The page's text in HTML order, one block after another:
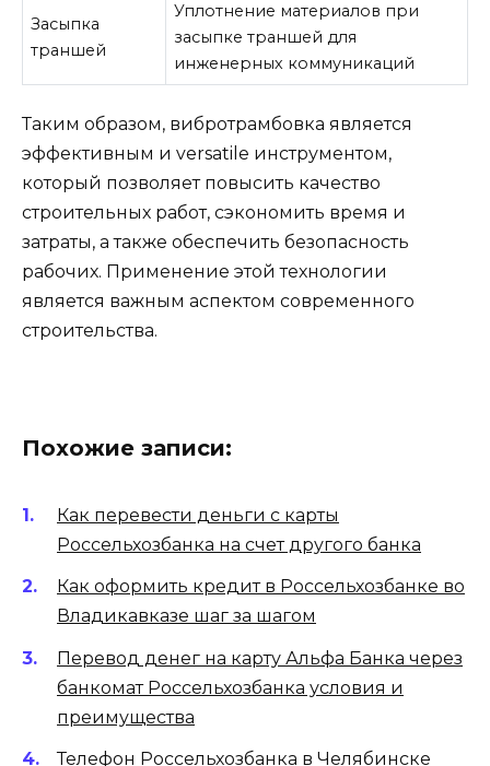
Засыпка
траншей
Уплотнение материалов при
засыпке траншей для
инженерных коммуникаций
Таким образом, вибротрамбовка является
эффективным и versatile инструментом,
который позволяет повысить качество
строительных работ, сэкономить время и
затраты, а также обеспечить безопасность
рабочих. Применение этой технологии
является важным аспектом современного
строительства.
Похожие записи:
Как перевести деньги с карты
Россельхозбанка на счет другого банка
Как оформить кредит в Россельхозбанке во
Владикавказе шаг за шагом
Перевод денег на карту Альфа Банка через
банкомат Россельхозбанка условия и
преимущества
Телефон Россельхозбанка в Челябинске